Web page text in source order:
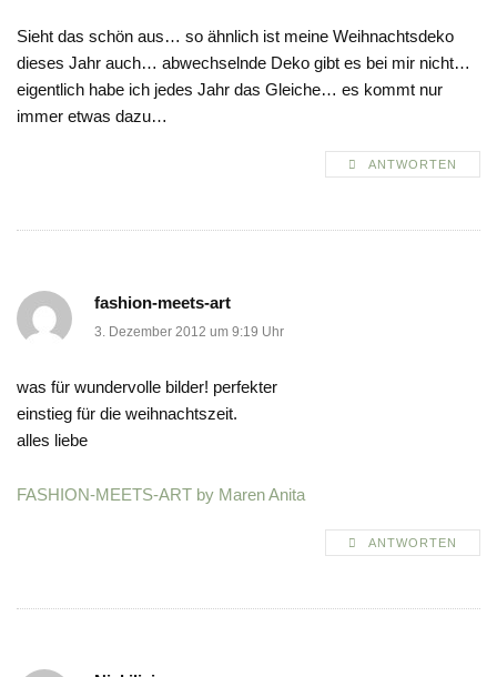
Sieht das schön aus… so ähnlich ist meine Weihnachtsdeko
dieses Jahr auch… abwechselnde Deko gibt es bei mir nicht…
eigentlich habe ich jedes Jahr das Gleiche… es kommt nur
immer etwas dazu…
ANTWORTEN
fashion-meets-art
3. Dezember 2012 um 9:19 Uhr
was für wundervolle bilder! perfekter
einstieg für die weihnachtszeit.
alles liebe
FASHION-MEETS-ART by Maren Anita
ANTWORTEN